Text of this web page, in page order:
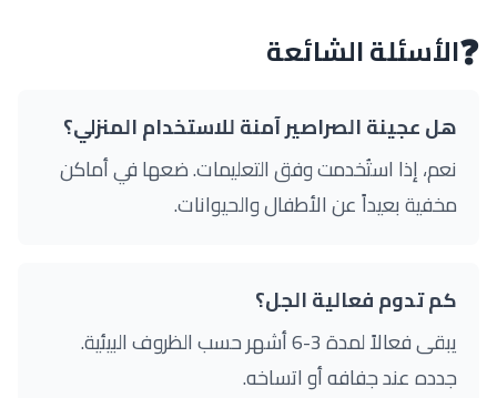
❓الأسئلة الشائعة
هل عجينة الصراصير آمنة للاستخدام المنزلي؟
نعم، إذا استُخدمت وفق التعليمات. ضعها في أماكن
مخفية بعيداً عن الأطفال والحيوانات.
كم تدوم فعالية الجل؟
يبقى فعالاً لمدة 3-6 أشهر حسب الظروف البيئية.
جدده عند جفافه أو اتساخه.